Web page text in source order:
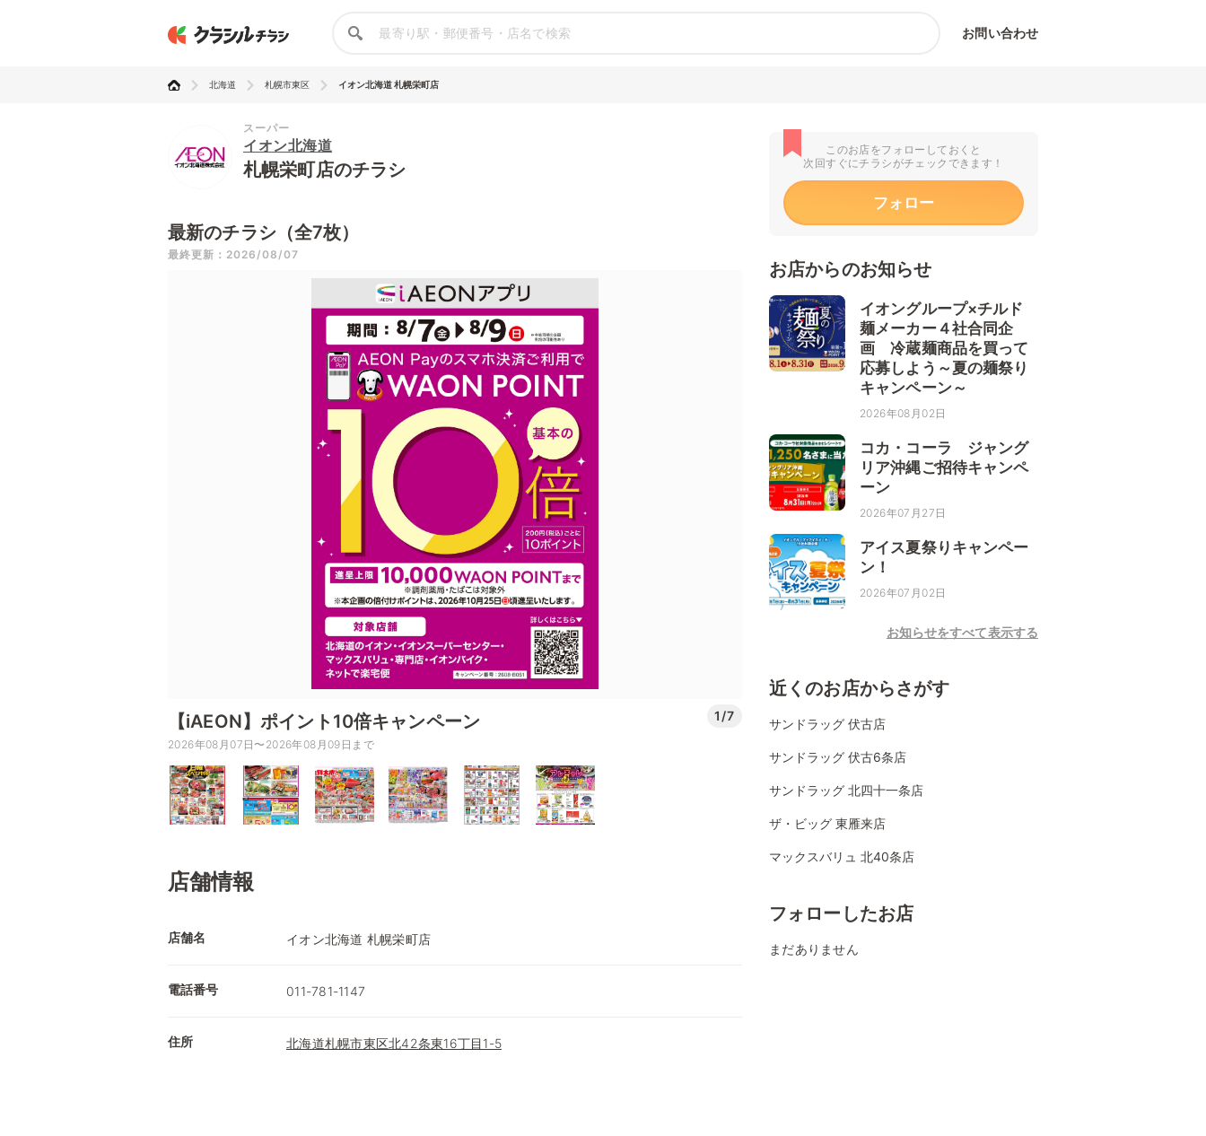
お問い合わせ
北海道 札幌市東区 イオン北海道 札幌栄町店
スーパー
イオン北海道
札幌栄町店のチラシ
最新のチラシ（全7枚）
最終更新：2026/08/07
【iAEON】ポイント10倍キャンペーン 1/7
2026年08月07日〜2026年08月09日まで
店舗情報
店舗名 イオン北海道 札幌栄町店
電話番号 011-781-1147
住所 北海道札幌市東区北42条東16丁目1-5
このお店をフォローしておくと
次回すぐにチラシがチェックできます！
フォロー
お店からのお知らせ
イオングループ×チルド
麺メーカー４社合同企
画 冷蔵麺商品を買って
応募しよう～夏の麺祭り
キャンペーン～
2026年08月02日
コカ・コーラ ジャング
リア沖縄ご招待キャンペ
ーン
2026年07月27日
アイス夏祭りキャンペー
ン！
2026年07月02日
お知らせをすべて表示する
近くのお店からさがす
サンドラッグ 伏古店
サンドラッグ 伏古6条店
サンドラッグ 北四十一条店
ザ・ビッグ 東雁来店
マックスバリュ 北40条店
フォローしたお店
まだありません